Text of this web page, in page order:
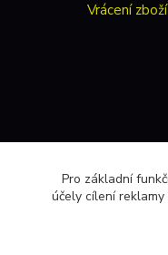
Vrácení zboží
Pro základní
účely cílení